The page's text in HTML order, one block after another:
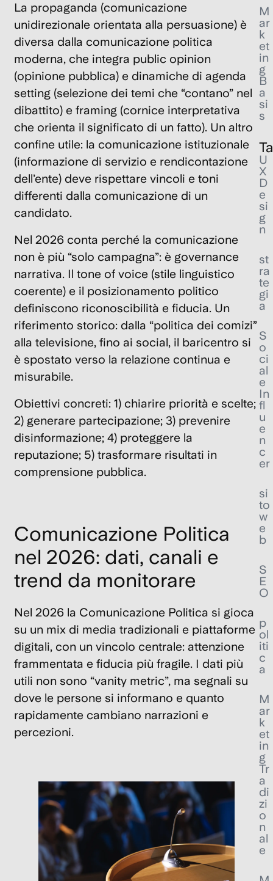
La propaganda (comunicazione
unidirezionale orientata alla persuasione) è
diversa dalla comunicazione politica
moderna, che integra public opinion
(opinione pubblica) e dinamiche di agenda
setting (selezione dei temi che “contano” nel
dibattito) e framing (cornice interpretativa
che orienta il significato di un fatto). Un altro
confine utile: la comunicazione istituzionale
(informazione di servizio e rendicontazione
dell’ente) deve rispettare vincoli e toni
differenti dalla comunicazione di un
candidato.
Nel 2026 conta perché la comunicazione
non è più “solo campagna”: è governance
narrativa. Il tone of voice (stile linguistico
coerente) e il posizionamento politico
definiscono riconoscibilità e fiducia. Un
riferimento storico: dalla “politica dei comizi”
alla televisione, fino ai social, il baricentro si
è spostato verso la relazione continua e
misurabile.
Obiettivi concreti: 1) chiarire priorità e scelte;
2) generare partecipazione; 3) prevenire
disinformazione; 4) proteggere la
reputazione; 5) trasformare risultati in
comprensione pubblica.
Comunicazione Politica
nel 2026: dati, canali e
trend da monitorare
Nel 2026 la Comunicazione Politica si gioca
su un mix di media tradizionali e piattaforme
digitali, con un vincolo centrale: attenzione
frammentata e fiducia più fragile. I dati più
utili non sono “vanity metric”, ma segnali su
dove le persone si informano e quanto
rapidamente cambiano narrazioni e
percezioni.
M
ar
k
et
in
g
B
a
si
s
U
X
D
e
si
g
n
st
ra
te
gi
a
S
o
ci
al
e
In
fl
u
e
n
c
er
si
to
w
e
b
S
E
O
p
ol
iti
c
a
M
ar
k
et
in
g
Tr
a
di
zi
o
n
al
e